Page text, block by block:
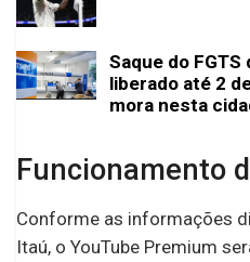
Saque do
liberado até 2
mora nesta
Funcionamento
Conforme as informações
Itaú, o YouTube Premium